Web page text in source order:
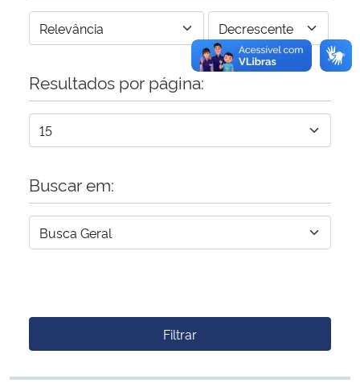
Banco Central do Brasil
PlanaltoResultados por página:
Buscar em:
Filtrar